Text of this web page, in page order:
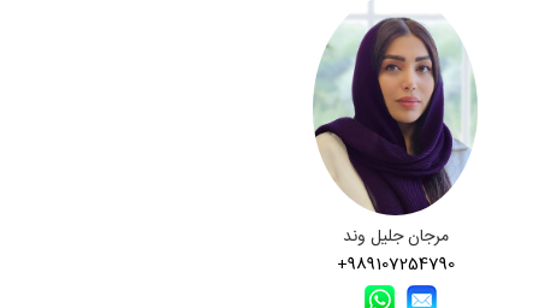
مرجان جلیل وند
+989107254790